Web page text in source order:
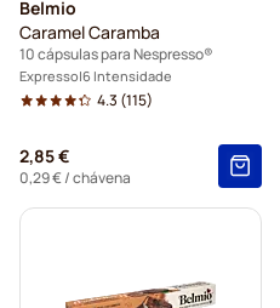
Belmio
Caramel Caramba
10 cápsulas para Nespresso®
Expresso 6 Intensidade
4.3 (115)
2,85 €
0,29 €/ chávena